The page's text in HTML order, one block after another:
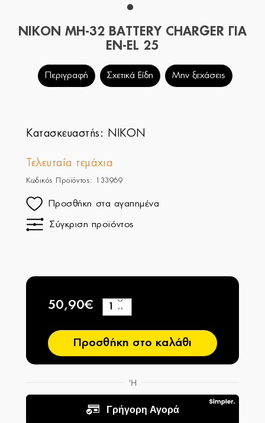
NIKON MH-32 BATTERY CHARGER ΓΙΑ
EN-EL 25
Περιγραφή Σχετικά Είδη Μην ξεχάσεις
Κατασκευαστής: NIKON
Τελευταία τεμάχια
Κωδικός Προϊόντος: 133969
Προσθήκη στα αγαπημένα
Σύγκριση προϊόντος
50,90€
−
+
Προσθήκη στο καλάθι